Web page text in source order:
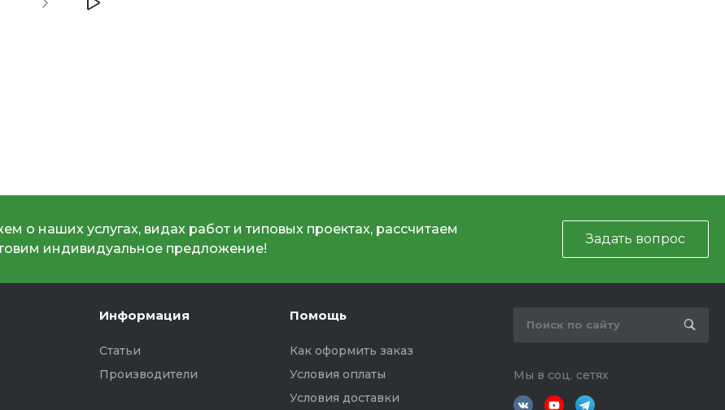
о наших услугах, видах работ и типовых проектах, рассчитаем
индивидуальное предложение!
Задать вопрос
Информация
Статьи
Производители
Помощь
Как оформить заказ
Условия оплаты
Условия доставки
Мы в соц. сетях